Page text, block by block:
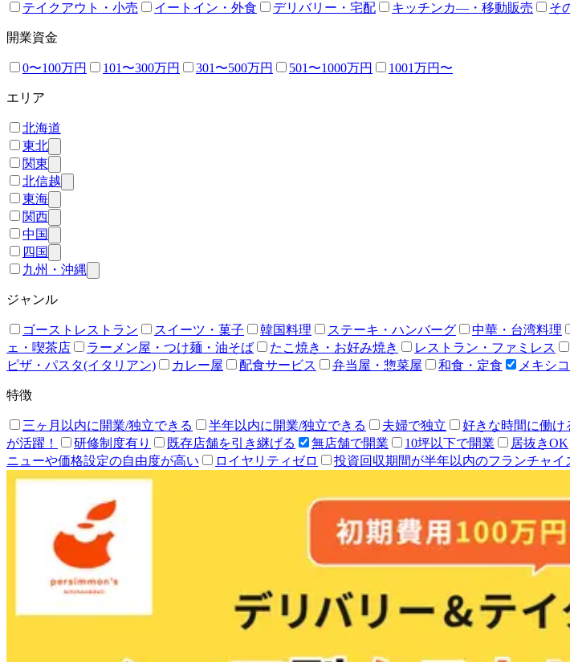
テイクアウト・小売 イートイン・外食 デリバリー・宅配 キッチンカ―・移動販売 そ
開業資金
0〜100万円 101〜300万円 301〜500万円 501〜1000万円 1001万円〜
エリア
北海道
東北
関東
北信越
東海
関西
中国
四国
九州・沖縄
ジャンル
ゴーストレストラン スイーツ・菓子 韓国料理 ステーキ・ハンバーグ 中華・台湾料理
ェ・喫茶店
ラーメン屋・つけ麺・油そば たこ焼き・お好み焼き レストラン・ファミレス
ピザ・パスタ(イタリアン)
カレー屋 配食サービス 弁当屋・惣菜屋 和食・定食 メキシ
特徴
三ヶ月以内に開業/独立できる 半年以内に開業/独立できる 夫婦で独立 好きな時間に働け
が活躍！
研修制度有り 既存店舗を引き継げる 無店舗で開業 10坪以下で開業 居抜きOK
ニューや価格設定の自由度が高い
ロイヤリティゼロ 投資回収期間が半年以内のフランチャイ